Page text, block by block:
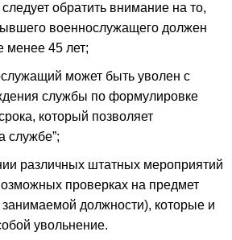
обратить внимание на то,
военнослужащего должен
менее 45 лет;
может быть уволен с
службы по формулировке
который позволяет
службе”;
различных штатных мероприятий
проверках на предмет
занимаемой должности), которые и
увольнение.